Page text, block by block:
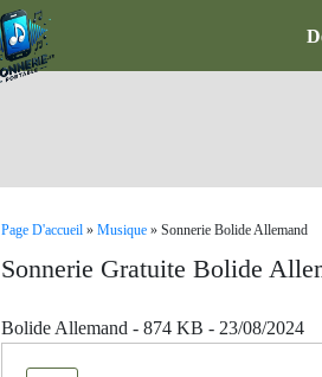
Page D'accueil » Musique » Sonnerie Bolide Allemand
Sonnerie Gratuite Bolide
Bolide Allemand - 874 KB - 23/08/2024